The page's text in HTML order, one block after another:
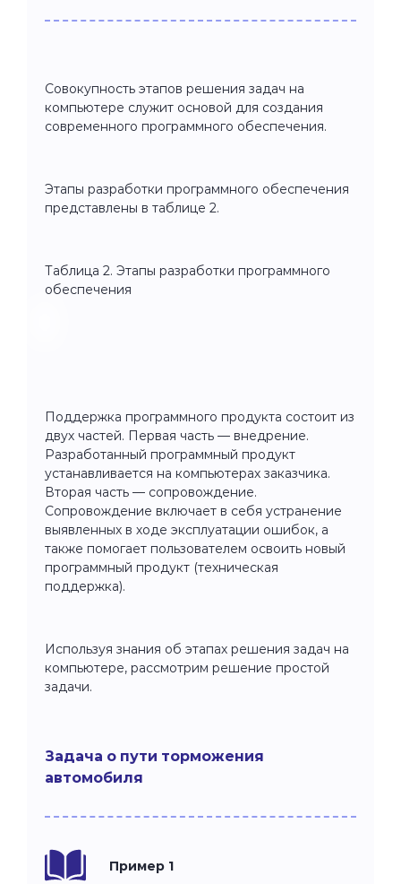
Совокупность этапов решения задач на
компьютере служит основой для создания
современного программного обеспечения.
Этапы разработки программного обеспечения
представлены в таблице 2.
Таблица 2. Этапы разработки программного
обеспечения
Поддержка программного продукта состоит из
двух частей. Первая часть — внедрение.
Разработанный программный продукт
устанавливается на компьютерах заказчика.
Вторая часть — сопровождение.
Сопровождение включает в себя устранение
выявленных в ходе эксплуатации ошибок, а
также помогает пользователем освоить новый
программный продукт (техническая
поддержка).
Используя знания об этапах решения задач на
компьютере, рассмотрим решение простой
задачи.
Задача о пути торможения
автомобиля
Пример 1